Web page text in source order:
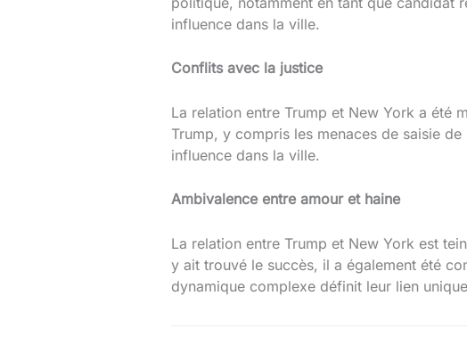
influence dans la ville.
Conflits avec la justice
La relation entre Trump et New York a été
Trump, y compris les menaces de saisie
influence dans la ville.
Ambivalence entre amour et haine
La relation entre Trump et New York est
y ait trouvé le succès, il a également été
dynamique complexe définit leur lien